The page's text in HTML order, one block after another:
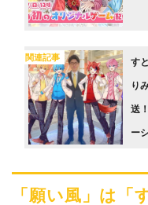
関連記事 す
り
送
ー
「願い風」は「